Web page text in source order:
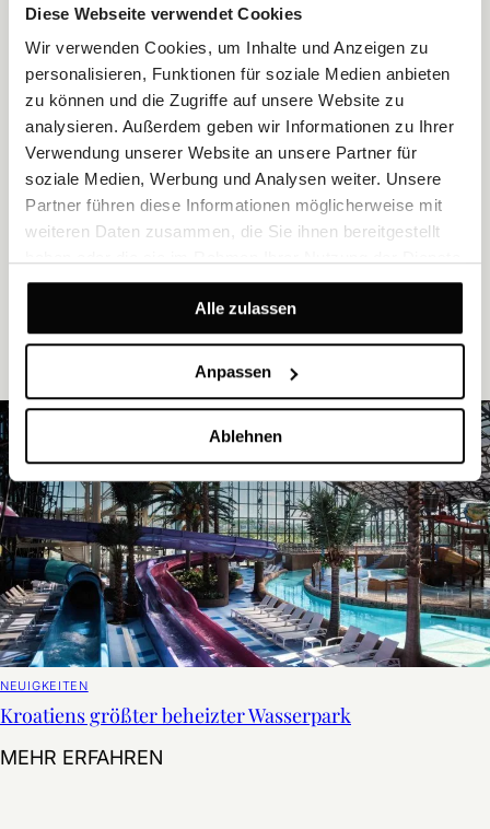
Diese Webseite verwendet Cookies
Wir verwenden Cookies, um Inhalte und Anzeigen zu
personalisieren, Funktionen für soziale Medien anbieten
zu können und die Zugriffe auf unsere Website zu
analysieren. Außerdem geben wir Informationen zu Ihrer
Verwendung unserer Website an unsere Partner für
soziale Medien, Werbung und Analysen weiter. Unsere
Partner führen diese Informationen möglicherweise mit
weiteren Daten zusammen, die Sie ihnen bereitgestellt
gesammelt haben.
Alle zulassen
Anpassen
Ablehnen
AUSGEWÄHLTE GESCHICHTEN
ALLE ARTIKEL LESEN
NEUIGKEITEN
Kroatiens größter beheizter Wasserpark
MEHR ERFAHREN